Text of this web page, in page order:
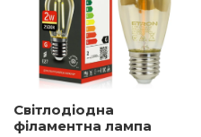
Світлодіодна
філаментна лампа